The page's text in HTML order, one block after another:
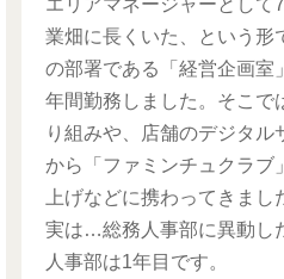
業畑に長くいた、という形
の部署である「経営企画室
年間勤務しました。そこで
り組みや、店舗のデジタ
から「ファミンチュクラブ
上げなどに携わってきまし
実は…総務人事部に異動し
人事部は1年目です。